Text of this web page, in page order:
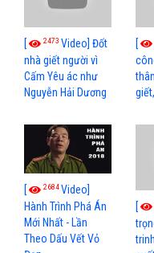
[ 2473 Video] Đốt
nhà giết người vì
Cấm Yêu ác như
Nguyễn Hải Dương
[
[ 2684Video]
Hành Trình Phá Án
Mới Nhất - Lần
Theo Dấu Vết Vỏ
[